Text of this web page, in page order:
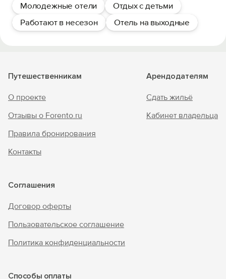
Молодежные отели
Отдых с детьми
Работают в несезон
Отель на выходные
Путешественникам
О проекте
Отзывы о Forento.ru
Правила бронирования
Контакты
Арендодателям
Сдать жильё
Кабинет владельца
Соглашения
Договор оферты
Пользовательское соглашение
Политика конфиденциальности
Способы оплаты